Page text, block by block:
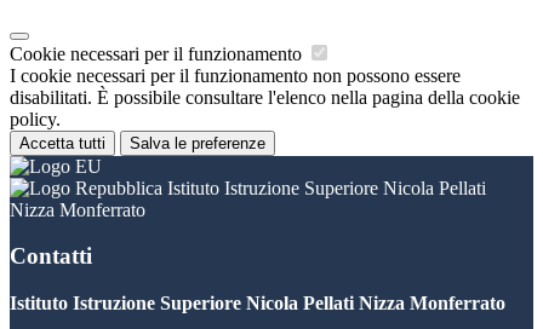
Cookie necessari per il funzionamento
I cookie necessari per il funzionamento non possono essere
disabilitati. È possibile consultare l'elenco nella pagina della cookie
policy.
Accetta tutti Salva le preferenze
Istituto Istruzione Superiore Nicola Pellati
Nizza Monferrato
Contatti
Istituto Istruzione Superiore Nicola Pellati Nizza Monferrato